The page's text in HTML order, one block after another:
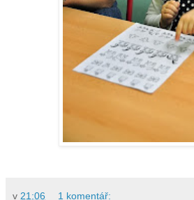
v 21:06 1 komentář: